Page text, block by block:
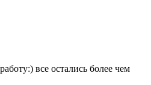
все остались более чем